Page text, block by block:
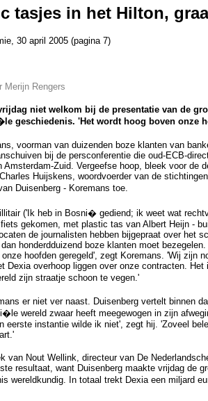
tasjes in het Hilton,
30 april 2005 (pagina 7)
Merijn Rengers
niet welkom bij de presentatie van de
geschiedenis. 'Het wordt hoog boven onze
voorman van duizenden boze klanten van
bij de persconferentie die oud-ECB-
Amsterdam-Zuid. Vergeefse hoop, bleek voor de
Huijskens, woordvoerder van de
Duisenberg - Koremans toe.
('Ik heb in Bosni� gediend; ik weet wat
gekomen, met plastic tas van Albert Heijn -
de journalisten hebben bijgepraat over het
honderdduizend boze klanten moet bezegelen.
hoofden geregeld', zegt Koremans. 'Wij zijn
Dexia overhoop liggen over onze contracten.
zijn straatje schoon te vegen.'
er niet ver naast. Duisenberg vertelt binnen
wereld zwaar heeft meegewogen in zijn
eerste instantie wilde ik niet', zegt hij. 'Zoveel
van Nout Wellink, directeur van De
resultaat, want Duisenberg maakte vrijdag de
wereldkundig. In totaal trekt Dexia een miljard